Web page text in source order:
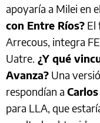
apoyaría a Milei en
con Entre Ríos? El
Arrecous, integra
Uatre. ¿Y qué
Avanza? Una
respondían a
para LLA, que